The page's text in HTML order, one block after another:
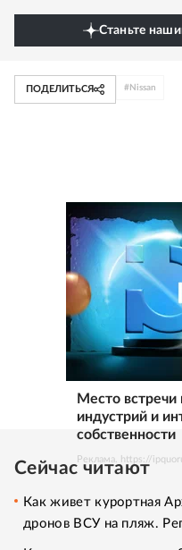
Станьте
ПОДЕЛИТЬСЯ # Nissan
Место встречи
индустрий и
собственности
Реклама. https://
Сейчас читают
Как живет курортная
дронов ВСУ на пляж.